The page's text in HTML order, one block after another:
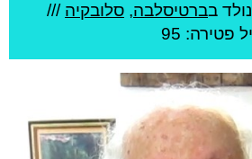
נולד בברטיסלבה, סלובקיה ///
פטירה: 95